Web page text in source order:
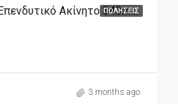
ΠΩΛΉΣΕΙΣ
Στη Γαζή Πωλείται Επενδυτικό Ακίνητο 343m2 (οικόπεδο), Διαμπερές
3 months ago